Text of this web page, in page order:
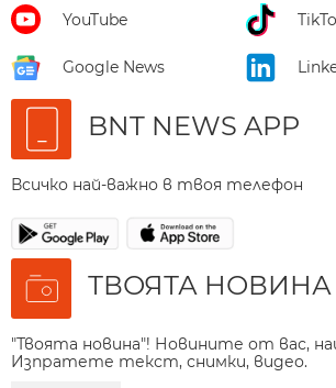
YouTube
Google News
BNT NEWS APP
Всичко най-важно в твоя телефон
ТВОЯТА НОВИНА
"Твоята новина"! Новините от вас,
Изпратете текст, снимки, видео.